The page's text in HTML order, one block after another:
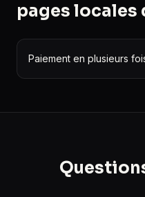
pages locales
Paiement en plusieurs